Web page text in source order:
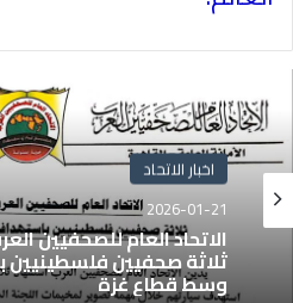
اخبار الاتحاد
2026-01-21
الاتحاد العام للصحفيين
ثلاثة صحفيين فلسطينيين
وسط قطاع غزة